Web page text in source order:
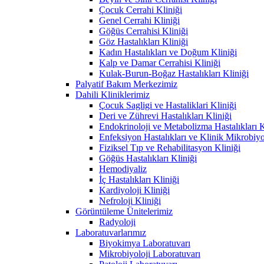
Çocuk Cerrahi Kliniği
Genel Cerrahi Kliniği
Göğüs Cerrahisi Kliniği
Göz Hastalıkları Kliniği
Kadın Hastalıkları ve Doğum Kliniği
Kalp ve Damar Cerrahisi Kliniği
Kulak-Burun-Boğaz Hastalıkları Kliniği
Palyatif Bakım Merkezimiz
Dahili Kliniklerimiz
Çocuk Sagligi ve Hastaliklari Kliniği
Deri ve Zührevi Hastalıkları Kliniği
Endokrinoloji ve Metabolizma Hastalıkları
Enfeksiyon Hastalıkları ve Klinik
Fiziksel Tıp ve Rehabilitasyon Kliniği
Göğüs Hastalıkları Kliniği
Hemodiyaliz
İç Hastalıkları Kliniği
Kardiyoloji Kliniği
Nefroloji Kliniği
Görüntüleme Ünitelerimiz
Radyoloji
Laboratuvarlarımız
Biyokimya Laboratuvarı
Mikrobiyoloji Laboratuvarı